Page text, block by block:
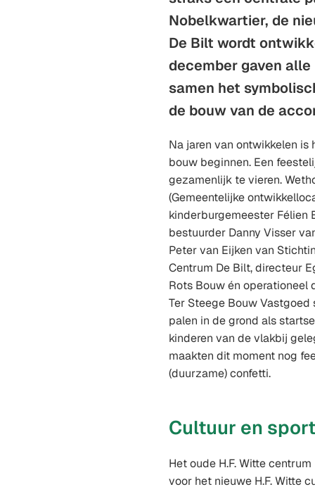
Nobelkwartier, de
De Bilt wordt
december gaven
samen het
de bouw van de
Na jaren van ontwikkelen is
bouw beginnen. Een
gezamenlijk te vieren.
(Gemeentelijke
kinderburgemeester Félien
bestuurder Danny Visser
Peter van Eijken van
Centrum De Bilt, directeur
Rots Bouw én operationeel
Ter Steege Bouw Vastgoed
palen in de grond als
kinderen van de vlakbij
maakten dit moment nog
(duurzame) confetti.
Cultuur en sport
Het oude H.F. Witte
voor het nieuwe H.F. Witte